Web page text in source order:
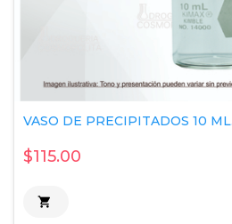
VASO DE PRECIPITADOS 10
$115.00
